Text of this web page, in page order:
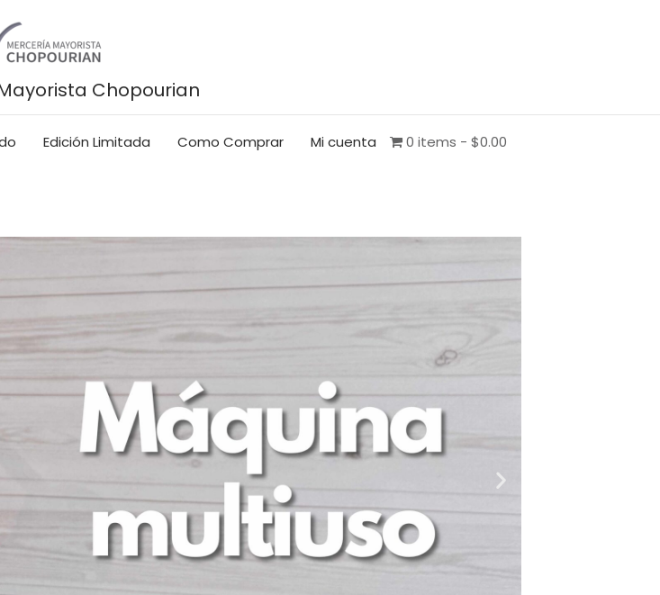
Chopourian
Edición Limitada Como Comprar Mi cuenta 0 items $0.00